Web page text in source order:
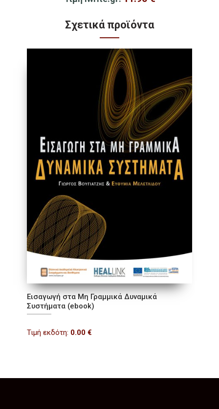
Σχετικά προϊόντα
Εισαγωγή στα Μη Γραμμικά Δυναμικά
Συστήματα (ebook)
Τιμή εκδότη: 0.00 €